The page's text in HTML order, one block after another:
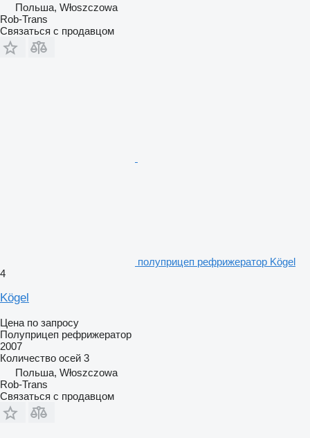
Польша, Włoszczowa
Rob-Trans
Связаться с продавцом
полуприцеп рефрижератор Kögel
4
Kögel
Цена по запросу
Полуприцеп рефрижератор
2007
Количество осей 3
Польша, Włoszczowa
Rob-Trans
Связаться с продавцом